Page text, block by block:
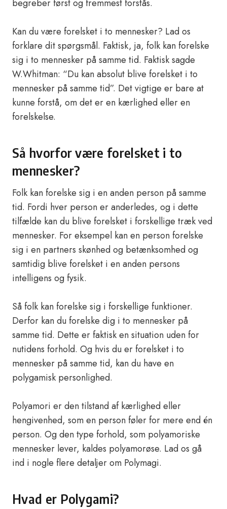
begreber først og fremmest forstås.
Kan du være forelsket i to mennesker? Lad os
forklare dit spørgsmål. Faktisk, ja, folk kan forelske
sig i to mennesker på samme tid. Faktisk sagde
W.Whitman: “Du kan absolut blive forelsket i to
mennesker på samme tid”. Det vigtige er bare at
kunne forstå, om det er en kærlighed eller en
forelskelse.
Så hvorfor være forelsket i to
mennesker?
Folk kan forelske sig i en anden person på samme
tid. Fordi hver person er anderledes, og i dette
tilfælde kan du blive forelsket i forskellige træk ved
mennesker. For eksempel kan en person forelske
sig i en partners skønhed og betænksomhed og
samtidig blive forelsket i en anden persons
intelligens og fysik.
Så folk kan forelske sig i forskellige funktioner.
Derfor kan du forelske dig i to mennesker på
samme tid. Dette er faktisk en situation uden for
nutidens forhold. Og hvis du er forelsket i to
mennesker på samme tid, kan du have en
polygamisk personlighed.
Polyamori er den tilstand af kærlighed eller
hengivenhed, som en person føler for mere end én
person. Og den type forhold, som polyamoriske
mennesker lever, kaldes polyamorøse. Lad os gå
ind i nogle flere detaljer om Polymagi.
Hvad er Polygami?